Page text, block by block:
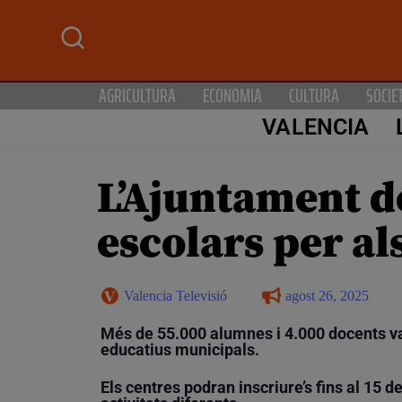
AGRICULTURA ECONOMIA CULTURA
VALENCIA
L’Ajuntament
escolars per
Valencia Televisió agost 26, 2025
Més de 55.000 alumnes i 4.000 docents
educatius municipals.
Els centres podran inscriure’s fins al 15